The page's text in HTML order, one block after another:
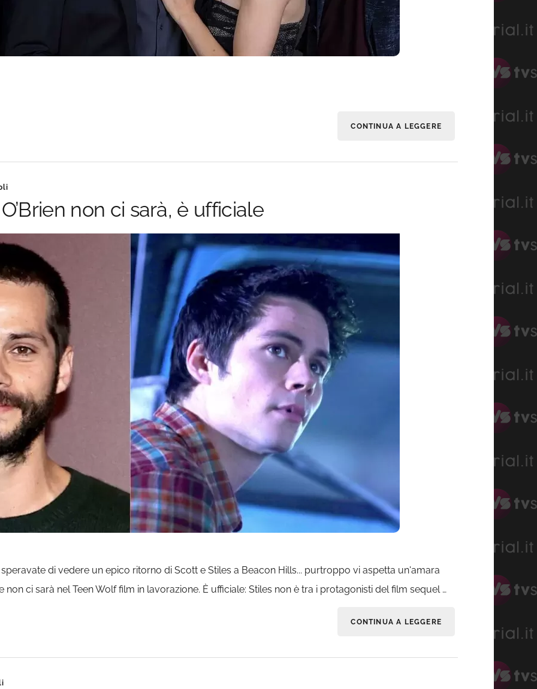
CONTINUA A LEGGERE
non ci sarà, è ufficiale
di vedere un epico ritorno di Scott e Stiles a Beacon Hills... purtroppo vi aspetta un'amara
ci sarà nel Teen Wolf film in lavorazione. È ufficiale: Stiles non è tra i protagonisti del film sequel …
CONTINUA A LEGGERE